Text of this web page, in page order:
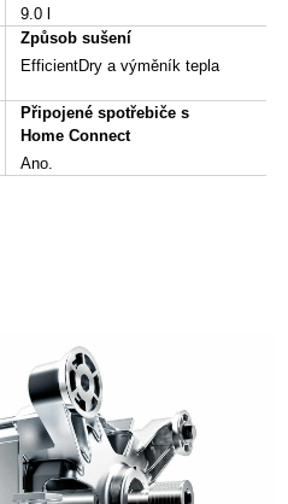
9.0 l
Způsob sušení
EfficientDry a výměník tepla
Připojené spotřebiče s
Home Connect
Ano.